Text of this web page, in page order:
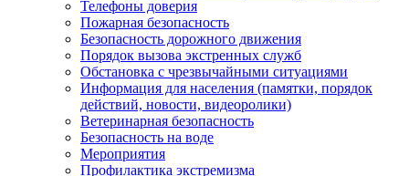
Телефоны доверия
Пожарная безопасность
Безопасность дорожного движения
Порядок вызова экстренных служб
Обстановка с чрезвычайными ситуациями
Информация для населения (памятки, порядок
действий, новости, видеоролики)
Ветеринарная безопасность
Безопасность на воде
Мероприятия
Профилактика экстремизма